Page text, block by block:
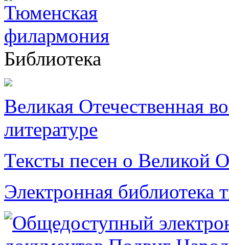
Библиотека
Великая Отечественная
литературе
Тексты песен о Великой
Электронная библиотека